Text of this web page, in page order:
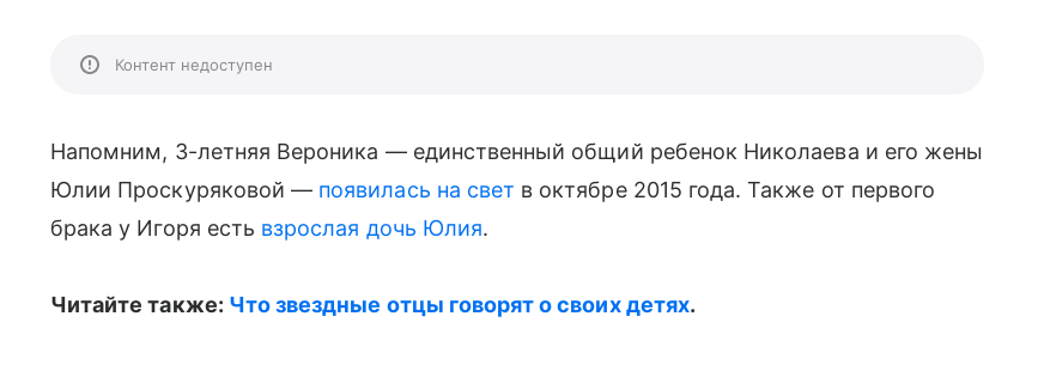
Контент недоступен
Напомним, 3-летняя Вероника — единственный общий ребенок Николаева и его жены
Юлии Проскуряковой — появилась на свет в октябре 2015 года. Также от первого
брака у Игоря есть взрослая дочь Юлия.
Читайте также: Что звездные отцы говорят о своих детях.